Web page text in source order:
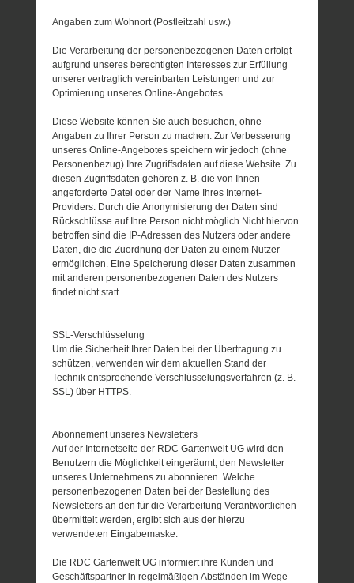
Angaben zum Wohnort (Postleitzahl usw.)
Die Verarbeitung der personenbezogenen Daten erfolgt
aufgrund unseres berechtigten Interesses zur Erfüllung
unserer vertraglich vereinbarten Leistungen und zur
Optimierung unseres Online-Angebotes.
Diese Website können Sie auch besuchen, ohne
Angaben zu Ihrer Person zu machen. Zur Verbesserung
unseres Online-Angebotes speichern wir jedoch (ohne
Personenbezug) Ihre Zugriffsdaten auf diese Website. Zu
diesen Zugriffsdaten gehören z. B. die von Ihnen
angeforderte Datei oder der Name Ihres Internet-
Providers. Durch die Anonymisierung der Daten sind
Rückschlüsse auf Ihre Person nicht möglich.Nicht hiervon
betroffen sind die IP-Adressen des Nutzers oder andere
Daten, die die Zuordnung der Daten zu einem Nutzer
ermöglichen. Eine Speicherung dieser Daten zusammen
mit anderen personenbezogenen Daten des Nutzers
findet nicht statt.
SSL-Verschlüsselung
Um die Sicherheit Ihrer Daten bei der Übertragung zu
schützen, verwenden wir dem aktuellen Stand der
Technik entsprechende Verschlüsselungsverfahren (z. B.
SSL) über HTTPS.
Abonnement unseres Newsletters
Auf der Internetseite der RDC Gartenwelt UG wird den
Benutzern die Möglichkeit eingeräumt, den Newsletter
unseres Unternehmens zu abonnieren. Welche
personenbezogenen Daten bei der Bestellung des
Newsletters an den für die Verarbeitung Verantwortlichen
übermittelt werden, ergibt sich aus der hierzu
verwendeten Eingabemaske.
Die RDC Gartenwelt UG informiert ihre Kunden und
Geschäftspartner in regelmäßigen Abständen im Wege